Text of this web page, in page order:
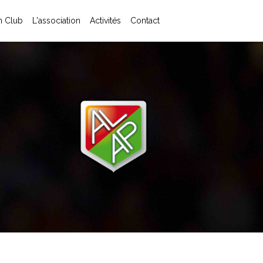
Club L'association Activités Contact